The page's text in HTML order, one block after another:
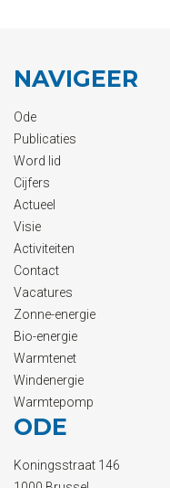
NAVIGEER
Ode
Publicaties
Word lid
Cijfers
Actueel
Visie
Activiteiten
Contact
Vacatures
Zonne-energie
Bio-energie
Warmtenet
Windenergie
Warmtepomp
ODE
Koningsstraat 146